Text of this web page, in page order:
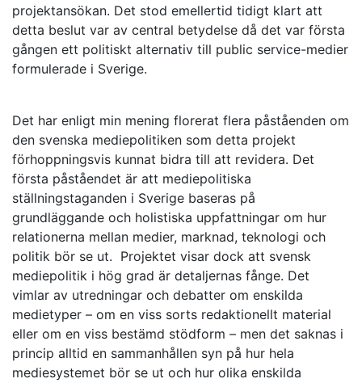
projektansökan. Det stod emellertid tidigt klart att
detta beslut var av central betydelse då det var första
gången ett politiskt alternativ till public service-medier
formulerade i Sverige.
Det har enligt min mening florerat flera påståenden om
den svenska mediepolitiken som detta projekt
förhoppningsvis kunnat bidra till att revidera. Det
första påståendet är att mediepolitiska
ställningstaganden i Sverige baseras på
grundläggande och holistiska uppfattningar om hur
relationerna mellan medier, marknad, teknologi och
politik bör se ut. Projektet visar dock att svensk
mediepolitik i hög grad är detaljernas fånge. Det
vimlar av utredningar och debatter om enskilda
medietyper – om en viss sorts redaktionellt material
eller om en viss bestämd stödform – men det saknas i
princip alltid en sammanhållen syn på hur hela
mediesystemet bör se ut och hur olika enskilda